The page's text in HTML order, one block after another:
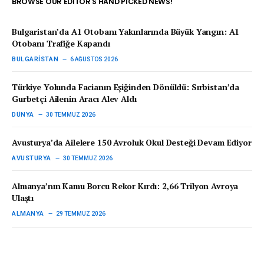
Bulgaristan’da A1 Otobanı Yakınlarında Büyük Yangın: A1
Otobanı Trafiğe Kapandı
BULGARISTAN 6 AĞUSTOS 2026
Türkiye Yolunda Facianın Eşiğinden Dönüldü: Sırbistan’da
Gurbetçi Ailenin Aracı Alev Aldı
DÜNYA 30 TEMMUZ 2026
Avusturya’da Ailelere 150 Avroluk Okul Desteği Devam Ediyor
AVUSTURYA 30 TEMMUZ 2026
Almanya’nın Kamu Borcu Rekor Kırdı: 2,66 Trilyon Avroya
Ulaştı
ALMANYA 29 TEMMUZ 2026